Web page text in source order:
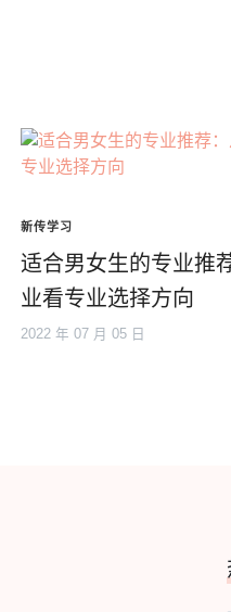
新传学习
适合男女生的专业推
业看专业选择方向
2022 年 07 月 05 日